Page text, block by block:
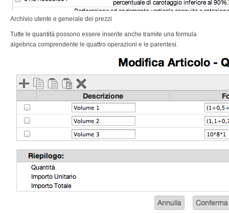
Archivio utente e generale dei prezzi
Tutte le quantità possono essere inserite anche tramite una formula
algebrica comprendente le quattro operazioni e le parentesi.